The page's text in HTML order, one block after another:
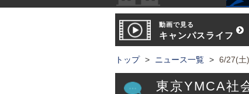
動画で見る
キャンパスライフ
トップ ニュース一覧 6/27(土
東京YMCA社